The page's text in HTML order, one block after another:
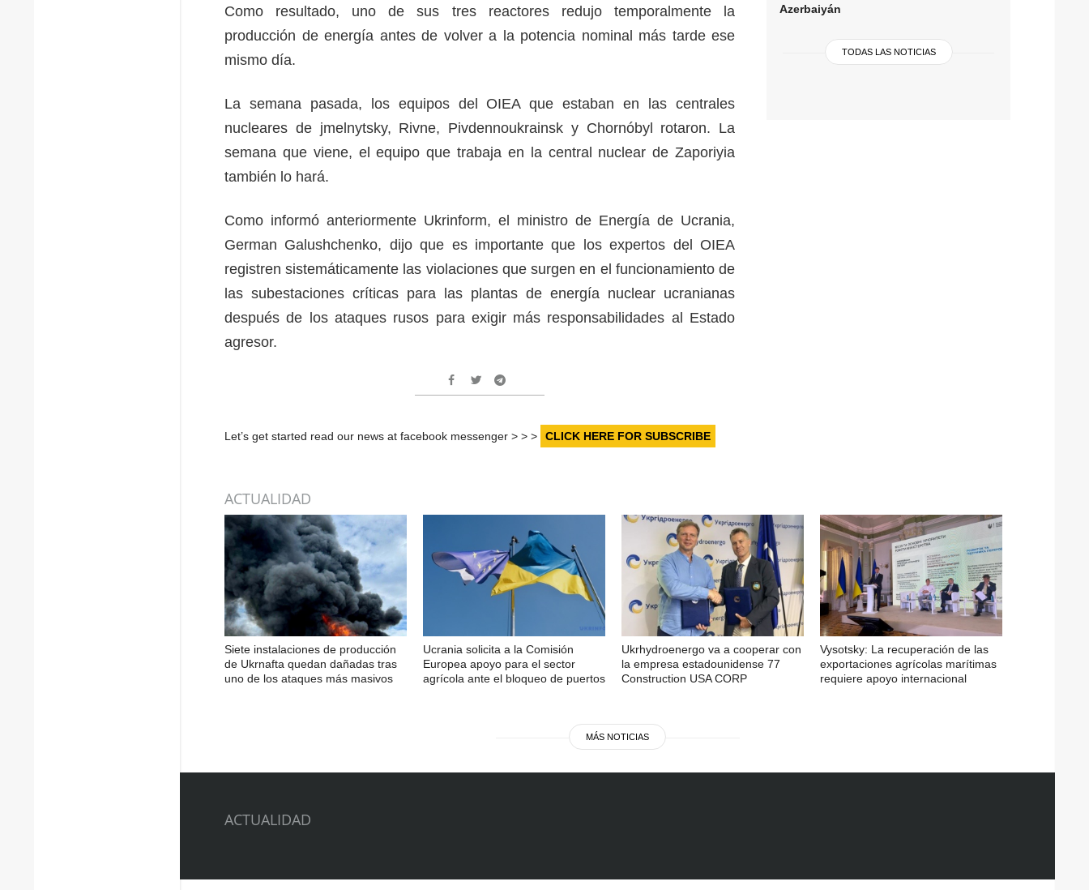
Azerbaiyán
TODAS LAS NOTICIAS
Como resultado, uno de sus tres reactores redujo temporalmente la
producción de energía antes de volver a la potencia nominal más tarde ese
mismo día.
La semana pasada, los equipos del OIEA que estaban en las centrales
nucleares de jmelnytsky, Rivne, Pivdennoukrainsk y Chornóbyl rotaron. La
semana que viene, el equipo que trabaja en la central nuclear de Zaporiyia
también lo hará.
Como informó anteriormente Ukrinform, el ministro de Energía de Ucrania,
German Galushchenko, dijo que es importante que los expertos del OIEA
registren sistemáticamente las violaciones que surgen en el funcionamiento de
las subestaciones críticas para las plantas de energía nuclear ucranianas
después de los ataques rusos para exigir más responsabilidades al Estado
agresor.
Let’s get started read our news at facebook messenger > > > CLICK HERE FOR SUBSCRIBE
ACTUALIDAD
Siete instalaciones de producción
de Ukrnafta quedan dañadas tras
uno de los ataques más masivos
Ucrania solicita a la Comisión
Europea apoyo para el sector
agrícola ante el bloqueo de puertos
Ukrhydroenergo va a cooperar con
la empresa estadounidense 77
Construction USA CORP
Vysotsky: La recuperación de las
exportaciones agrícolas marítimas
requiere apoyo internacional
MÁS NOTICIAS
ACTUALIDAD